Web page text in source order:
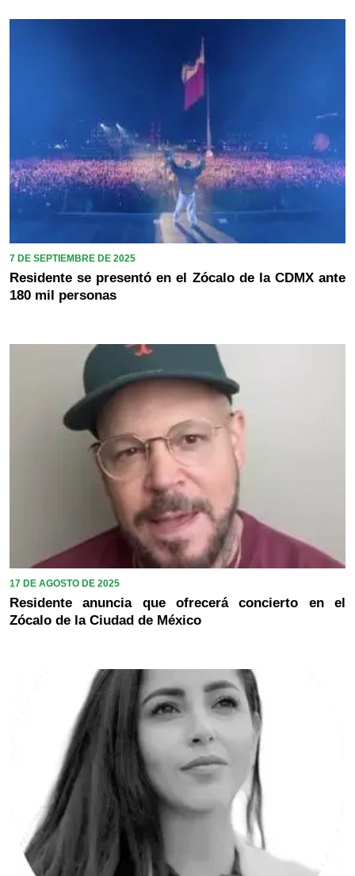
7 DE SEPTIEMBRE DE 2025
Residente se presentó en el Zócalo de la CDMX ante
180 mil personas
17 DE AGOSTO DE 2025
Residente anuncia que ofrecerá concierto en el
Zócalo de la Ciudad de México